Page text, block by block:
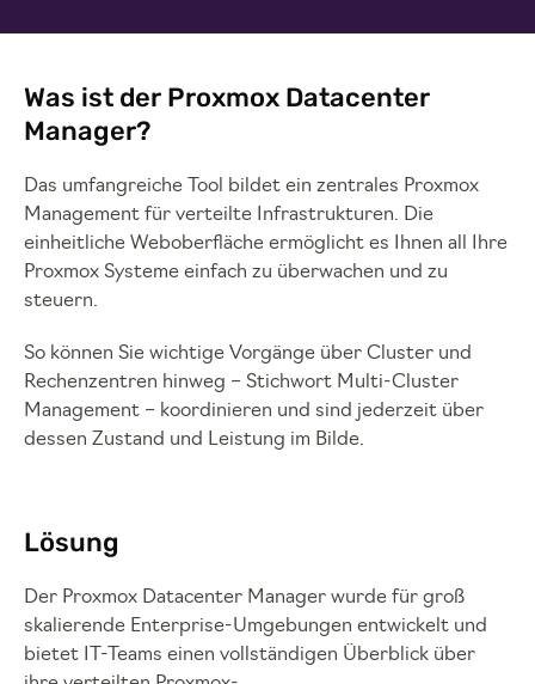
Was ist der Proxmox Datacenter
Manager?
Das umfangreiche Tool bildet ein zentrales Proxmox
Management für verteilte Infrastrukturen. Die
einheitliche Weboberfläche ermöglicht es Ihnen all Ihre
Proxmox Systeme einfach zu überwachen und zu
steuern.
So können Sie wichtige Vorgänge über Cluster und
Rechenzentren hinweg – Stichwort Multi-Cluster
Management – koordinieren und sind jederzeit über
dessen Zustand und Leistung im Bilde.
Lösung
Der Proxmox Datacenter Manager wurde für groß
skalierende Enterprise-Umgebungen entwickelt und
bietet IT-Teams einen vollständigen Überblick über